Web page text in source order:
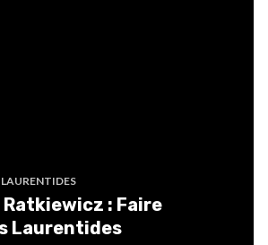
: Faire
Laurentides